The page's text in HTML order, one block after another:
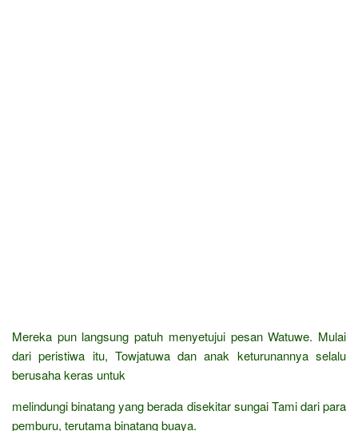
Mereka pun langsung patuh menyetujui pesan Watuwe. Mulai
dari peristiwa itu, Towjatuwa dan anak keturunannya selalu
berusaha keras untuk
melindungi binatang yang berada disekitar sungai Tami dari para
pemburu, terutama binatang buaya.